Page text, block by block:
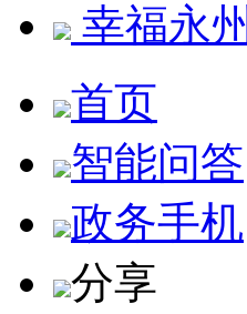
幸福永州
首页
智能问答
政务手机
分享